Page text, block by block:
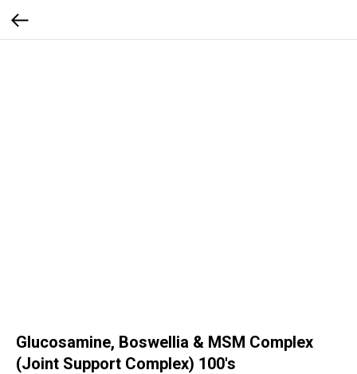
Glucosamine, Boswellia & MSM Complex
(Joint Support Complex) 100's